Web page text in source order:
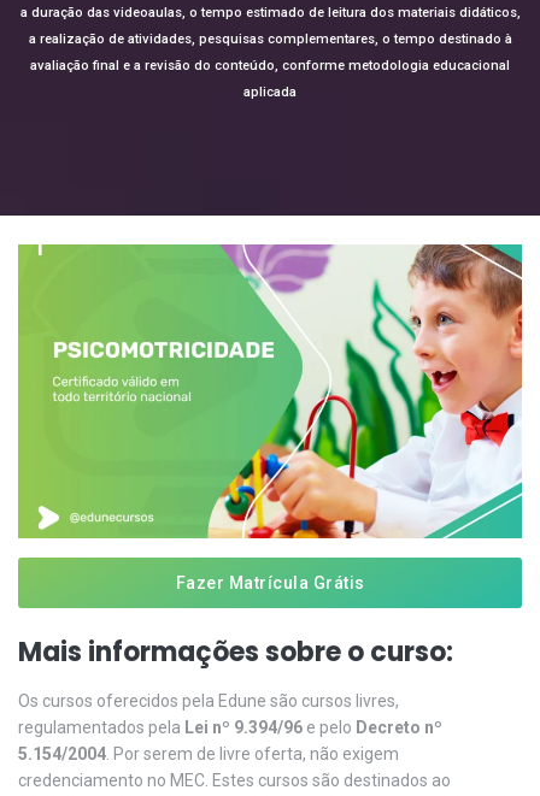
a duração das videoaulas, o tempo estimado de leitura dos materiais didáticos,
a realização de atividades, pesquisas complementares, o tempo destinado à
avaliação final e a revisão do conteúdo, conforme metodologia educacional
aplicada
Fazer Matrícula Grátis
Mais informações sobre o curso:
Os cursos oferecidos pela Edune são cursos livres,
regulamentados pela Lei nº 9.394/96 e pelo Decreto nº
5.154/2004 . Por serem de livre oferta, não exigem
credenciamento no MEC. Estes cursos são destinados ao